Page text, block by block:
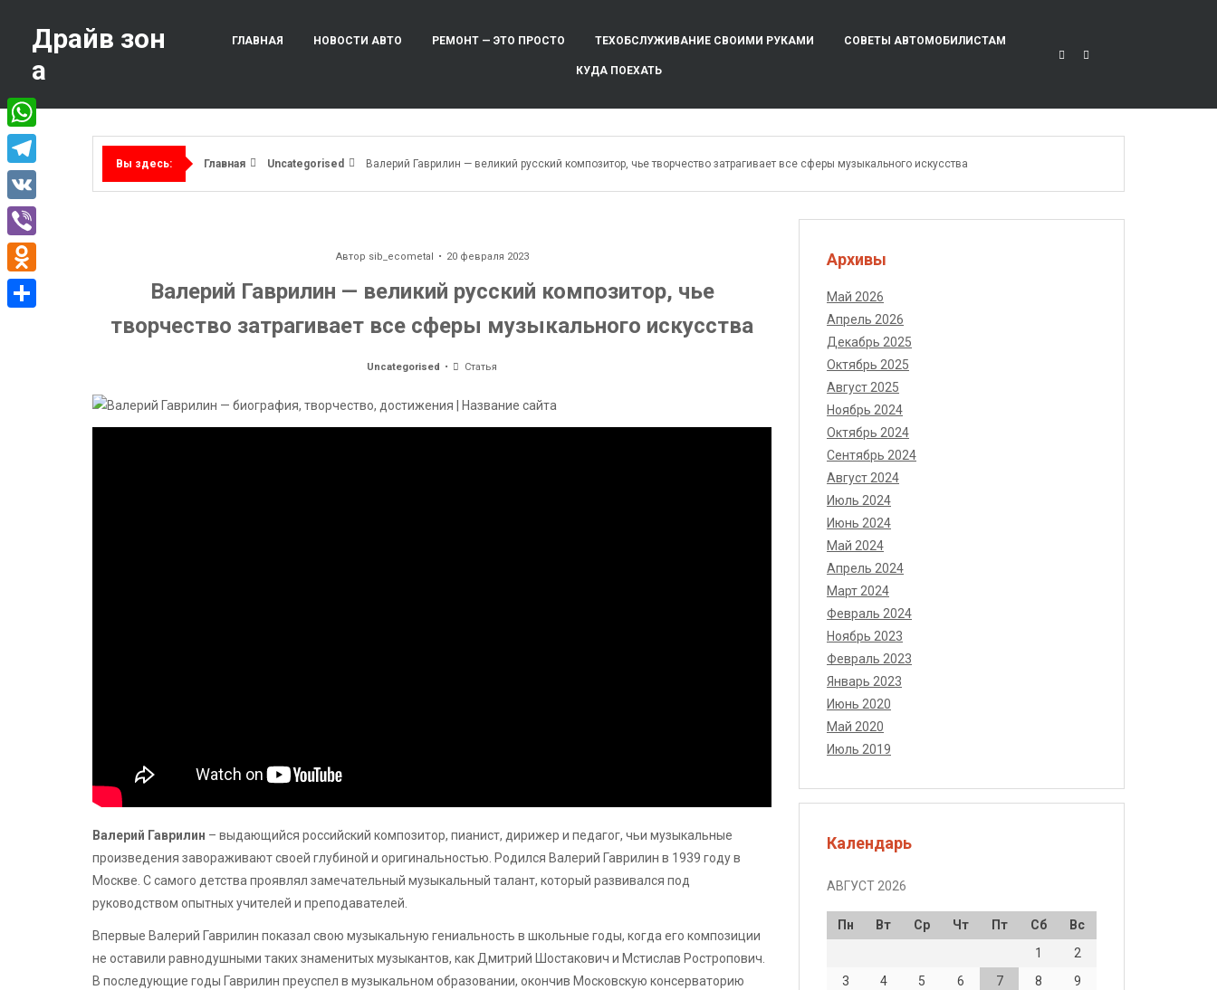
содержимому
Драйв зон
а
ГЛАВНАЯ НОВОСТИ АВТО РЕМОНТ — ЭТО ПРОСТО ТЕХОБСЛУЖИВАНИЕ СВОИМИ РУКАМИ СОВЕТЫ АВТОМОБИЛИСТАМ
КУДА ПОЕХАТЬ
Вы здесь: Главная Uncategorised Валерий Гаврилин — великий русский композитор, чье творчество затрагивает все сферы музыкального искусства
Автор sib_ecometal 20 февраля 2023
Валерий Гаврилин — великий русский композитор, чье
творчество затрагивает все сферы музыкального искусства
Uncategorised Статья
Валерий Гаврилин – выдающийся российский композитор, пианист, дирижер и педагог, чьи музыкальные
произведения завораживают своей глубиной и оригинальностью. Родился Валерий Гаврилин в 1939 году в
Москве. С самого детства проявлял замечательный музыкальный талант, который развивался под
руководством опытных учителей и преподавателей.
Впервые Валерий Гаврилин показал свою музыкальную гениальность в школьные годы, когда его композиции
не оставили равнодушными таких знаменитых музыкантов, как Дмитрий Шостакович и Мстислав Ростропович.
В последующие годы Гаврилин преуспел в музыкальном образовании, окончив Московскую консерваторию
Архивы
Май 2026
Апрель 2026
Декабрь 2025
Октябрь 2025
Август 2025
Ноябрь 2024
Октябрь 2024
Сентябрь 2024
Август 2024
Июль 2024
Июнь 2024
Май 2024
Апрель 2024
Март 2024
Февраль 2024
Ноябрь 2023
Февраль 2023
Январь 2023
Июнь 2020
Май 2020
Июль 2019
Календарь
АВГУСТ 2026
Пн Вт Ср Чт Пт Сб
Вс
1
2
3
4 5 6 7 8
9
WhatsApp
Telegram
VK
Viber
Odnoklassniki